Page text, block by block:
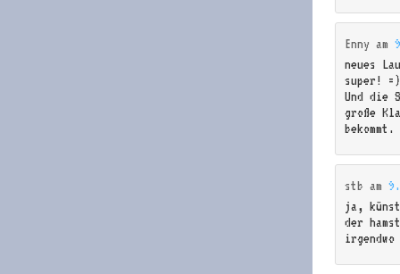
Enny am
neues
super! =)
Und die
große
stb am
ja,
der